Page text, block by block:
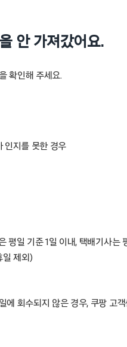
안 가져갔어요.
확인해 주세요.
인지를 못한 경우
평일 기준 1일 이내, 택배기사는
일 제외)
회수되지 않은 경우, 쿠팡 고